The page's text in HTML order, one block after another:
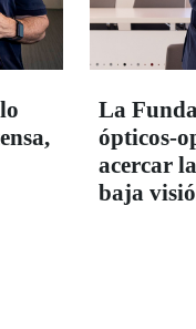
La
ópticos-
acercar
baja